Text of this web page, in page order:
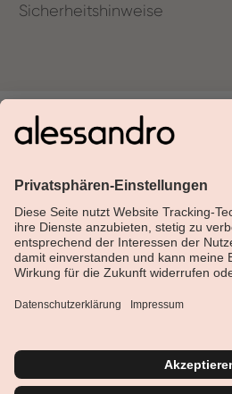
Sicherheitshinweise
Über Alessandro
Shop